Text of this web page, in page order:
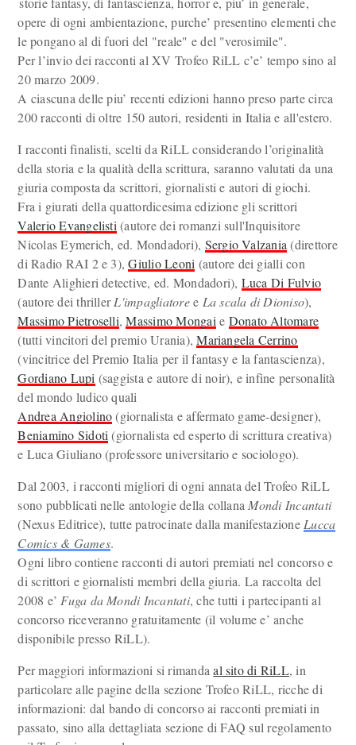
opere di ogni ambientazione, purche’ presentino elementi che
le pongano al di fuori del "reale" e del "verosimile".
Per l’invio dei racconti al XV Trofeo RiLL c’e’ tempo sino al
20 marzo 2009.
A ciascuna delle piu’ recenti edizioni hanno preso parte circa
200 racconti di oltre 150 autori, residenti in Italia e all'estero.
I racconti finalisti, scelti da RiLL considerando l’originalità
della storia e la qualità della scrittura, saranno valutati da una
giuria composta da scrittori, giornalisti e autori di giochi.
Fra i giurati della quattordicesima edizione gli scrittori
Valerio Evangelisti (autore dei romanzi sull'Inquisitore
Nicolas Eymerich, ed. Mondadori), Sergio Valzania (direttore
di Radio RAI 2 e 3),Giulio Leoni (autore dei gialli con
Dante Alighieri detective, ed. Mondadori), Luca Di Fulvio
(autore dei thrillerL'impagliatoree La scala di Dioniso),
Massimo Pietroselli,Massimo Mongai e Donato Altomare
(tutti vincitori del premio Urania),Mariangela Cerrino
(vincitrice del Premio Italia per il fantasy e la fantascienza),
Gordiano Lupi (saggista e autore di noir), e infine personalità
del mondo ludico quali
Andrea Angiolino(giornalista e affermato game-designer),
Beniamino Sidoti (giornalista ed esperto di scrittura creativa)
e Luca Giuliano (professore universitario e sociologo).
Dal 2003, i racconti migliori di ogni annata del Trofeo RiLL
sono pubblicati nelle antologie della collana Mondi Incantati
(Nexus Editrice), tutte patrocinate dalla manifestazione Lucca
Comics & Games.
Ogni libro contiene racconti di autori premiati nel concorso e
di scrittori e giornalisti membri della giuria. La raccolta del
2008 e’ Fuga da Mondi Incantati, che tutti i partecipanti al
concorso riceveranno gratuitamente (il volume e’ anche
disponibile presso RiLL).
Per maggiori informazioni si rimandaal sito di RiLL, in
particolare alle pagine della sezione Trofeo RiLL, ricche di
informazioni: dal bando di concorso ai racconti premiati in
passato, sino alla dettagliata sezione di FAQ sul regolamento